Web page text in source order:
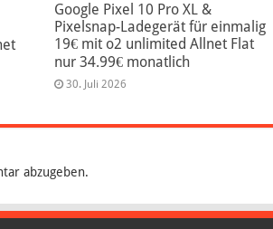
Google Pixel 10 Pro XL &
Pixelsnap-Ladegerät für einmalig
19€ mit o2 unlimited Allnet Flat
nur 34.99€ monatlich
30. Juli 2026
abzugeben.